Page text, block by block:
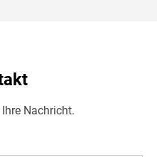
Nachricht.